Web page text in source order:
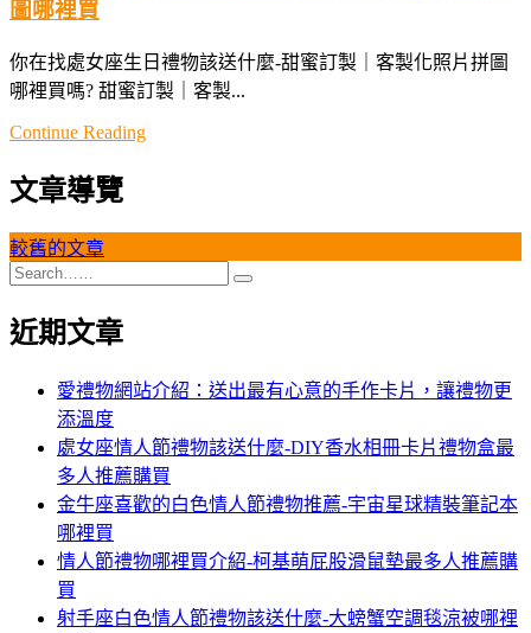
圖哪裡買
你在找處女座生日禮物該送什麼-甜蜜訂製｜客製化照片拼圖
哪裡買嗎? 甜蜜訂製｜客製...
Continue Reading
文章導覽
較舊的文章
近期文章
愛禮物網站介紹：送出最有心意的手作卡片，讓禮物更
添溫度
處女座情人節禮物該送什麼-DIY香水相冊卡片禮物盒最
多人推薦購買
金牛座喜歡的白色情人節禮物推薦-宇宙星球精裝筆記本
哪裡買
情人節禮物哪裡買介紹-柯基萌屁股滑鼠墊最多人推薦購
買
射手座白色情人節禮物該送什麼-大螃蟹空調毯涼被哪裡